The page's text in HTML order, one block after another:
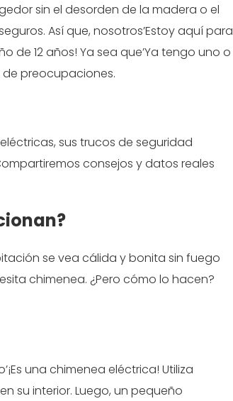
sin el desorden de la madera o el
Así que, nosotros’Estoy aquí para
de 12 años! Ya sea que’Ya tengo uno o
de preocupaciones.
sus trucos de seguridad
consejos y datos reales
se vea cálida y bonita sin fuego
chimenea. ¿Pero cómo lo hacen?
una chimenea eléctrica! Utiliza
su interior. Luego, un pequeño